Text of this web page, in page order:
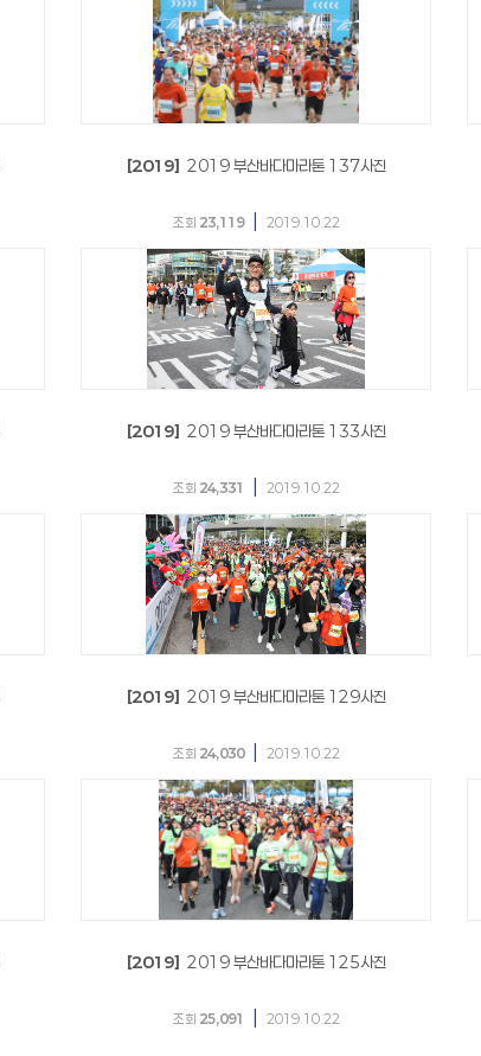
[2019] 2019 부산바다마라톤 137사진
조회 23,119 2019.10.22
[2019] 2019 부산바다마라톤 133사진
조회 24,331 2019.10.22
[2019] 2019 부산바다마라톤 129사진
조회 24,030 2019.10.22
[2019] 2019 부산바다마라톤 125사진
조회 25,091 2019.10.22